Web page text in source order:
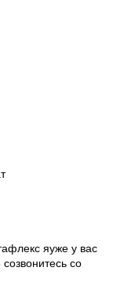
яуже у вас
со